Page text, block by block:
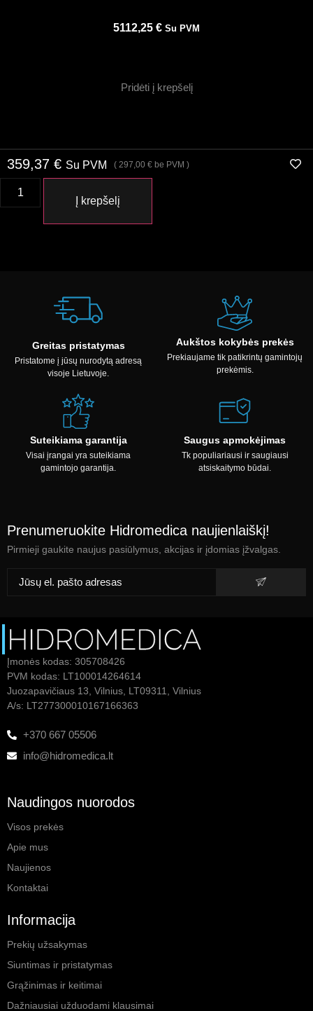
5112,25 € Su PVM
Pridėti į krepšelį
359,37 € Su PVM ( 297,00 € be PVM )
Į krepšelį
Greitas pristatymas
Pristatome į jūsų nurodytą adresą
visoje Lietuvoje.
Aukštos kokybės prekės
Prekiaujame tik patikrintų gamintojų
prekėmis.
Suteikiama garantija
Visai įrangai yra suteikiama
gamintojo garantija.
Saugus apmokėjimas
Tk populiariausi ir saugiausi
atsiskaitymo būdai.
Prenumeruokite Hidromedica naujienlaiškį!
Pirmieji gaukite naujus pasiūlymus, akcijas ir įdomias įžvalgas.
Įmonės kodas: 305708426
PVM kodas: LT100014264614
Juozapavičiaus 13, Vilnius, LT09311, Vilnius
A/s: LT277300010167166363
+370 667 05506
info@hidromedica.lt
Naudingos nuorodos
Visos prekės
Apie mus
Naujienos
Kontaktai
Informacija
Prekių užsakymas
Siuntimas ir pristatymas
Grąžinimas ir keitimai
Dažniausiai užduodami klausimai